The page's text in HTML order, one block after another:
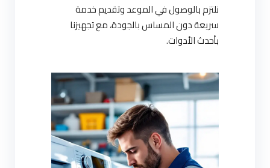
نلتزم بالوصول في الموعد وتقديم خدمة
سريعة دون المساس بالجودة، مع تجهيزنا
بأحدث الأدوات.